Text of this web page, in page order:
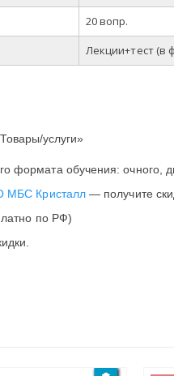
20 вопр.
Лекции+тест (в
услуги»
формата обучения: очного,
МБС Кристалл— получите
по РФ)